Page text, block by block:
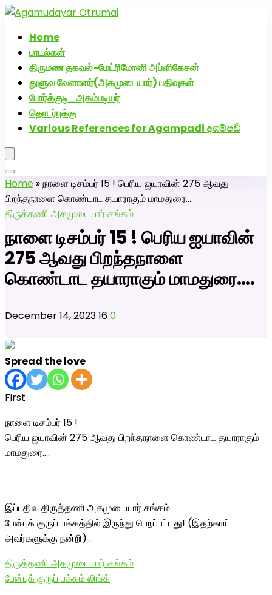
Home
பாடல்கள்
திருமண தகவல்-மேட்ரிமோனி அப்ளிகேசன்
துளுவ வேளாளர்(அகமுடையார்) பதிவுகள்
போர்க்குடி_அகம்படியர்
தொடர்புக்கு
Various References for Agampadi අගම්පඩි
Home »நாளை டிசம்பர் 15 ! பெரிய ஐயாவின் 275 ஆவது
பிறந்தநாளை கொண்டாட தயாராகும் மாமதுரை….
திருத்தணி அகமுடையார் சங்கம்
நாளை டிசம்பர் 15 ! பெரிய ஐயாவின்
275 ஆவது பிறந்தநாளை
கொண்டாட தயாராகும் மாமதுரை….
December 14, 2023160
Spread the love
First
நாளை டிசம்பர் 15 !
பெரிய ஐயாவின் 275 ஆவது பிறந்தநாளை கொண்டாட தயாராகும்
மாமதுரை….
இப்பதிவு திருத்தணி அகமுடையார் சங்கம்
பேஸ்புக் குருப் பக்கத்தில் இருந்து பெறப்பட்டது! (இதற்காய்
அவர்களுக்கு நன்றி) .
திருத்தணி அகமுடையார் சங்கம்
பேஸ்புக் குருப் பக்கம் லிங்க்
அகமுடையார் திருமண வரன்களுக்கு அகமுடையார்மேட்ரி-